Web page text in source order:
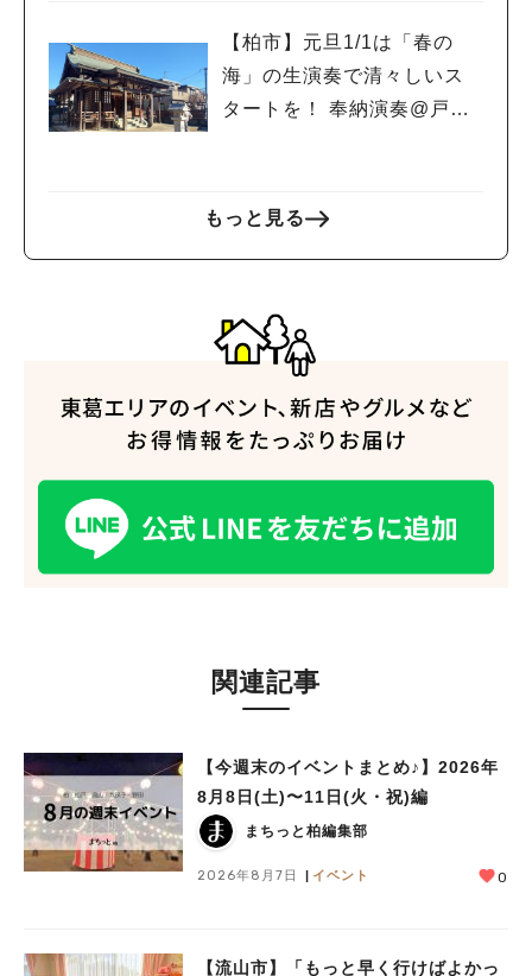
【柏市】元旦1/1は「春の
海」の生演奏で清々しいス
タートを！ 奉納演奏@戸張
もっと見る
関連記事
【今週末のイベントまとめ♪】2026年
8月8日(土)〜11日(火・祝)編
まちっと柏編集部
2026年8月7日 イベント 0
【流山市】「もっと早く行けばよかっ